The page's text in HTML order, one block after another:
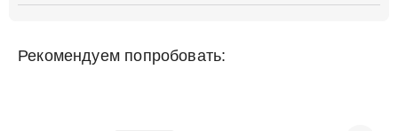
Рекомендуем попробовать: